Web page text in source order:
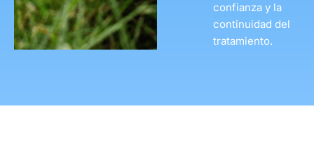
confianza y la
continuidad del
tratamiento.